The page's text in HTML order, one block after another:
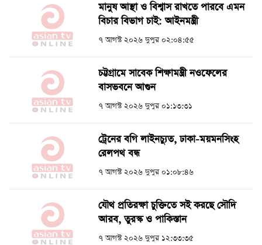
মানুষ আস্থা ও বিশ্বাস রাখতে পারবে এমন
বিচার বিভাগ চাই: আইনমন্ত্রী
৭ আগস্ট ২০২৬ দুপুর ০২:০৪:৫৫
চট্টগ্রামে সাবেক শিক্ষামন্ত্রী নওফেলের
বাসভবনে আগুন
৭ আগস্ট ২০২৬ দুপুর ০১:১৩:৩১
ট্রেনের বগি লাইনচ্যুত, ঢাকা-ময়মনসিংহ
রেলপথ বন্ধ
৭ আগস্ট ২০২৬ দুপুর ০১:০৮:৪৬
যৌথ প্রতিরক্ষা চুক্তিতে সই করছে সৌদি
আরব, তুরস্ক ও পাকিস্তান
৭ আগস্ট ২০২৬ দুপুর ১২:৩৩:৩৫